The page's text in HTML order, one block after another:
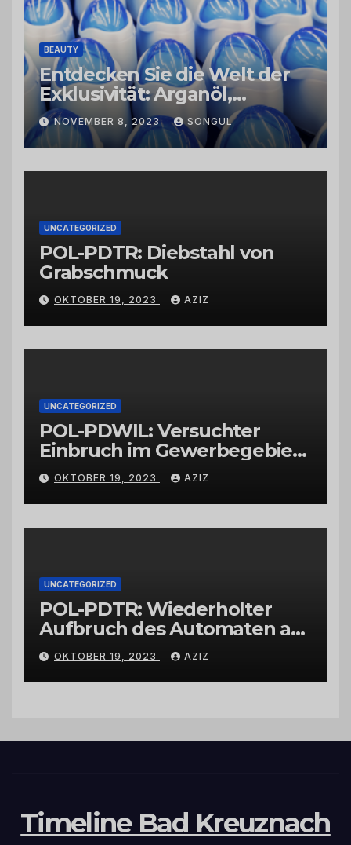
BEAUTY
Entdecken Sie die Welt der
Exklusivität: Arganöl,
Kaktusfeigenkernöl und
Schwarzkümmelöl von
vertrauenswürdigen
Großhändlern und Anbietern
NOVEMBER 8, 2023 SONGUL
UNCATEGORIZED
POL-PDTR: Diebstahl von
Grabschmuck
OKTOBER 19, 2023 AZIZ
UNCATEGORIZED
POL-PDWIL: Versuchter
Einbruch im Gewerbegebiet
Wittlich
OKTOBER 19, 2023 AZIZ
UNCATEGORIZED
POL-PDTR: Wiederholter
Aufbruch des Automaten am
Wohnmobilstellplatz in
Hermeskeil am Labachweg
OKTOBER 19, 2023 AZIZ
Timeline Bad Kreuznach